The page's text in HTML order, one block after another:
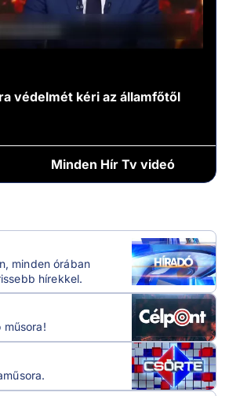
védelmét kéri az államfőtől
Minden Hír Tv videó
minden órában
hírekkel.
műsora!